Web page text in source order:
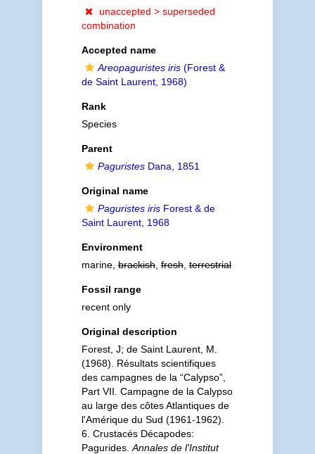
unaccepted > superseded
combination
Accepted name
Areopaguristes iris(Forest &
de Saint Laurent, 1968)
Rank
Species
Parent
PaguristesDana, 1851
Original name
Paguristes irisForest & de
Saint Laurent, 1968
Environment
marine,brackish,fresh,terrestrial
Fossil range
recent only
Original description
Forest, J; de Saint Laurent, M.
(1968). Résultats scientifiques
des campagnes de la “Calypso”,
Part VII. Campagne de la Calypso
au large des côtes Atlantiques de
l'Amérique du Sud (1961-1962).
6. Crustacés Décapodes:
Pagurides. Annales de l'Institut